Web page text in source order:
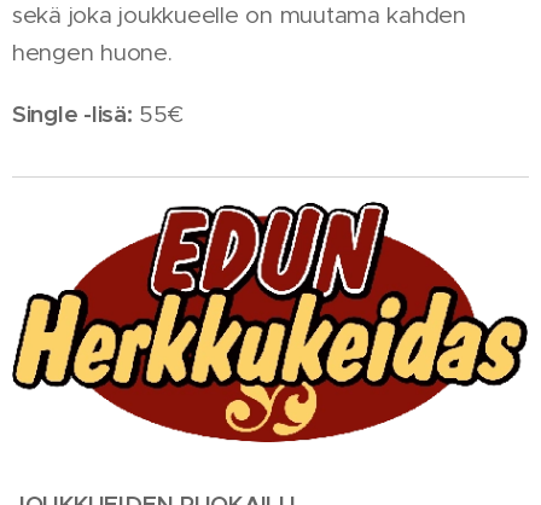
sekä joka joukkueelle on muutama kahden
hengen huone.
Single -lisä: 55€